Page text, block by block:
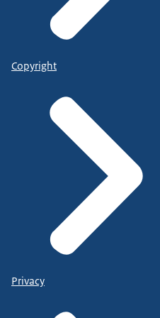
Copyright
Privacy